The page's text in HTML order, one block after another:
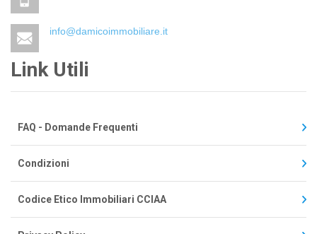
info@damicoimmobiliare.it
Link Utili
FAQ - Domande Frequenti
Condizioni
Codice Etico Immobiliari CCIAA